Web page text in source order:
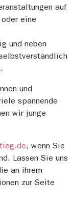
auf
oder eine
und neben
und
spannende
wir junge
, wenn Sie
Lassen Sie uns
an ihrem
zur Seite